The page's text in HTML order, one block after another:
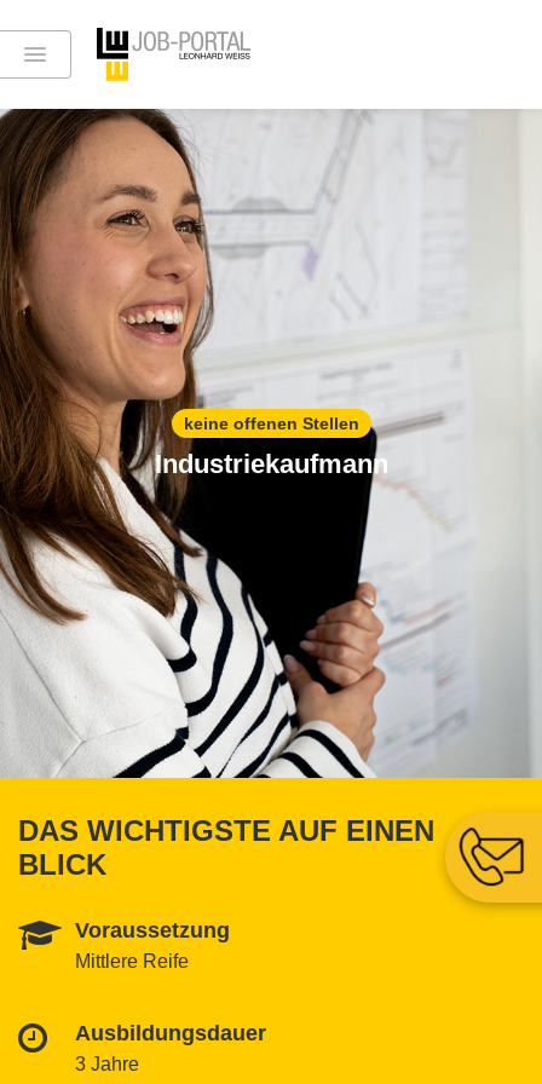
keine offenen Stellen
Industriekaufmann
DAS WICHTIGSTE AUF EINEN
BLICK
Voraussetzung
Mittlere Reife
Ausbildungsdauer
3 Jahre